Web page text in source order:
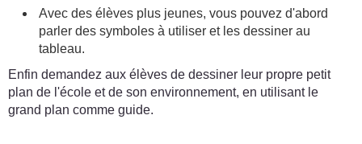
Avec des élèves plus jeunes, vous pouvez d'abord
parler des symboles à utiliser et les dessiner au
tableau.
Enfin demandez aux élèves de dessiner leur propre petit
plan de l'école et de son environnement, en utilisant le
grand plan comme guide.